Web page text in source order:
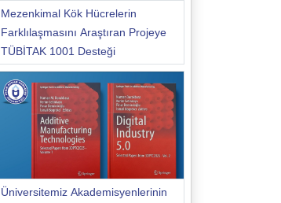
Mezenkimal Kök Hücrelerin
Farklılaşmasını Araştıran Projeye
TÜBİTAK 1001 Desteği
Üniversitemiz Akademisyenlerinin